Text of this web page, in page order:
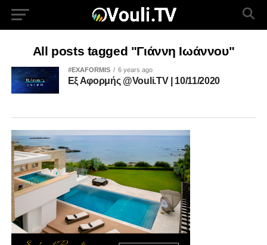
All posts tagged "Γιάννη Ιωάννου"
#EXAFORMIS 6 years ago
Εξ Αφορμής @Vouli.TV | 10/11/2020